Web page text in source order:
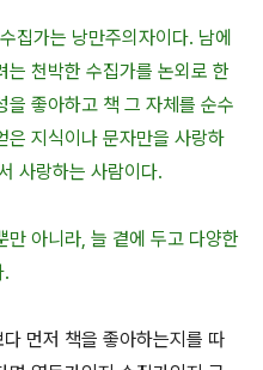
집가는 낭만주의자이다. 남에
는 천박한 수집가를 논외로 한
을 좋아하고 책 그 자체를 순수
은 지식이나 문자만을 사랑하
사랑하는 사람이다.
만 아니라, 늘 곁에 두고 다양한
.
먼저 책을 좋아하는지를 따